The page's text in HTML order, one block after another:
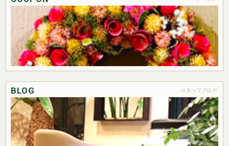
BLOG -スタッフブログ-